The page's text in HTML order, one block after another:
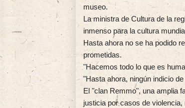
museo.
La ministra de Cultura de la
inmenso para la cultura
Hasta ahora no se ha podido
prometidas.
"Hacemos todo lo que es
"Hasta ahora, ningún indicio
El "clan Remmo", una amplia
justicia por casos de